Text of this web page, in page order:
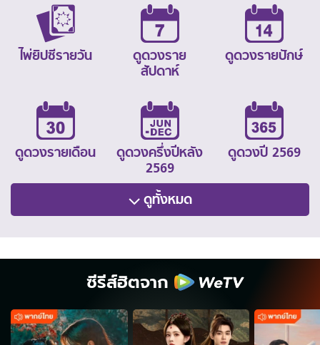
ไพ่ยิปซีรายวัน
ดูดวงราย
สัปดาห์
ดูดวงรายปักษ์
ดูดวงรายเดือน
ดูดวงครึ่งปีหลัง
2569
ดูดวงปี 2569
ดูทั้งหมด
ซีรีส์ฮิตจาก